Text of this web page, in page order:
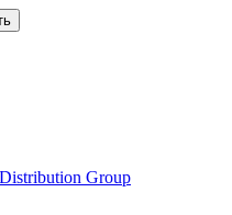
Group